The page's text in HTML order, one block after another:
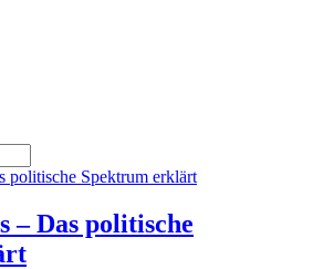
– Das politische